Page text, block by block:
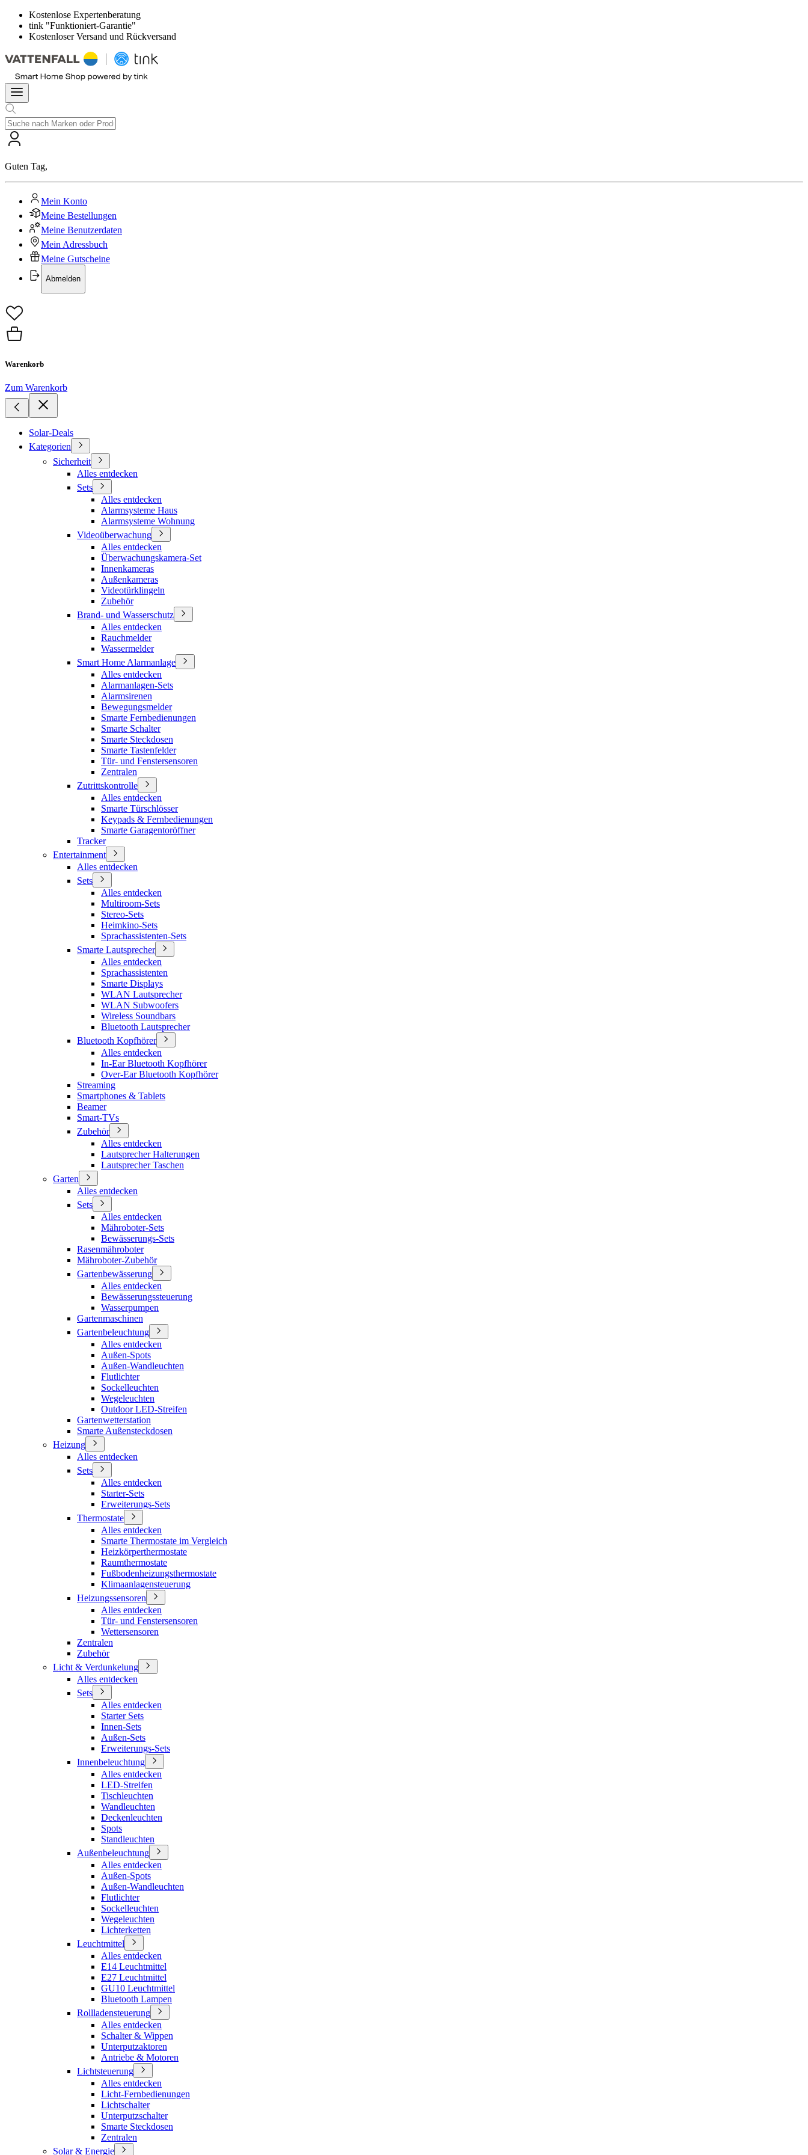
Kostenlose Expertenberatung
tink "Funktioniert-Garantie"
Kostenloser Versand und Rückversand
Guten Tag,
Mein Konto
Meine Bestellungen
Meine Benutzerdaten
Mein Adressbuch
Meine Gutscheine
Abmelden
Warenkorb
Zum Warenkorb
Solar-Deals
Kategorien
Sicherheit
Alles entdecken
Sets
Alles entdecken
Alarmsysteme Haus
Alarmsysteme Wohnung
Videoüberwachung
Alles entdecken
Überwachungskamera-Set
Innenkameras
Außenkameras
Videotürklingeln
Zubehör
Brand- und Wasserschutz
Alles entdecken
Rauchmelder
Wassermelder
Smart Home Alarmanlage
Alles entdecken
Alarmanlagen-Sets
Alarmsirenen
Bewegungsmelder
Smarte Fernbedienungen
Smarte Schalter
Smarte Steckdosen
Smarte Tastenfelder
Tür- und Fenstersensoren
Zentralen
Zutrittskontrolle
Alles entdecken
Smarte Türschlösser
Keypads & Fernbedienungen
Smarte Garagentoröffner
Tracker
Entertainment
Alles entdecken
Sets
Alles entdecken
Multiroom-Sets
Stereo-Sets
Heimkino-Sets
Sprachassistenten-Sets
Smarte Lautsprecher
Alles entdecken
Sprachassistenten
Smarte Displays
WLAN Lautsprecher
WLAN Subwoofers
Wireless Soundbars
Bluetooth Lautsprecher
Bluetooth Kopfhörer
Alles entdecken
In-Ear Bluetooth Kopfhörer
Over-Ear Bluetooth Kopfhörer
Streaming
Smartphones & Tablets
Beamer
Smart-TVs
Zubehör
Alles entdecken
Lautsprecher Halterungen
Lautsprecher Taschen
Garten
Alles entdecken
Sets
Alles entdecken
Mähroboter-Sets
Bewässerungs-Sets
Rasenmähroboter
Mähroboter-Zubehör
Gartenbewässerung
Alles entdecken
Bewässerungssteuerung
Wasserpumpen
Gartenmaschinen
Gartenbeleuchtung
Alles entdecken
Außen-Spots
Außen-Wandleuchten
Flutlichter
Sockelleuchten
Wegeleuchten
Outdoor LED-Streifen
Gartenwetterstation
Smarte Außensteckdosen
Heizung
Alles entdecken
Sets
Alles entdecken
Starter-Sets
Erweiterungs-Sets
Thermostate
Alles entdecken
Smarte Thermostate im Vergleich
Heizkörperthermostate
Raumthermostate
Fußbodenheizungsthermostate
Klimaanlagensteuerung
Heizungssensoren
Alles entdecken
Tür- und Fenstersensoren
Wettersensoren
Zentralen
Zubehör
Licht & Verdunkelung
Alles entdecken
Sets
Alles entdecken
Starter Sets
Innen-Sets
Außen-Sets
Erweiterungs-Sets
Innenbeleuchtung
Alles entdecken
LED-Streifen
Tischleuchten
Wandleuchten
Deckenleuchten
Spots
Standleuchten
Außenbeleuchtung
Alles entdecken
Außen-Spots
Außen-Wandleuchten
Flutlichter
Sockelleuchten
Wegeleuchten
Lichterketten
Leuchtmittel
Alles entdecken
E14 Leuchtmittel
E27 Leuchtmittel
GU10 Leuchtmittel
Bluetooth Lampen
Rollladensteuerung
Alles entdecken
Schalter & Wippen
Unterputzaktoren
Antriebe & Motoren
Lichtsteuerung
Alles entdecken
Licht-Fernbedienungen
Lichtschalter
Unterputzschalter
Smarte Steckdosen
Zentralen
Solar & Energie